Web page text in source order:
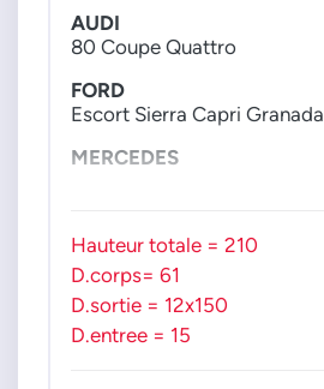
721659720
VAG GROUPE
441906091A
441906091B
AUDI
80 Coupe Quattro
FORD
Escort Sierra Capri Granada
MERCEDES
Hauteur totale = 210
D.corps= 61
D.sortie = 12x150
D.entree = 15